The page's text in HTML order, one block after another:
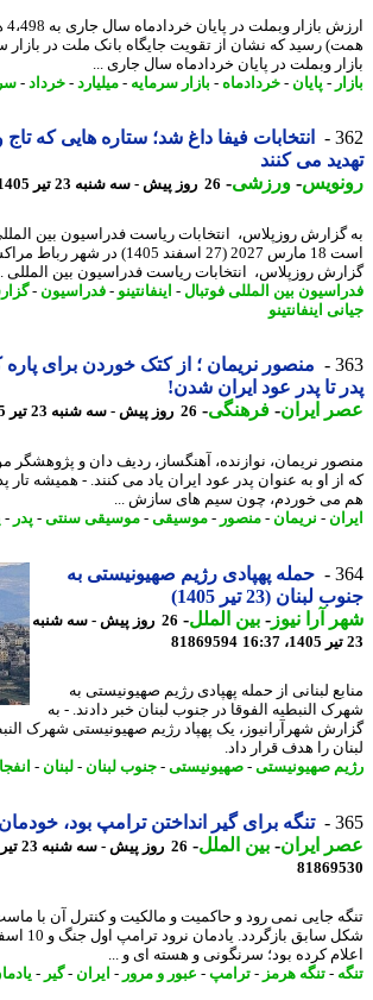
رسید که نشان از تقویت جایگاه بانک ملت در بازار
وبملت در پایان خردادماه سال جاری ...
- پایان-خردادماه -بازار سرمایه -میلیارد-خرداد-سرمایه
انتخابات فیفا داغ شد؛ ستاره هایی که تاج و
می کنند
-ورزشی-26 روز پیش - سه شنبه 23 تیر 1405، 20:48
روزپلاس، انتخابات ریاست فدراسیون بین المللی
است 18 مارس 2027 (27 اسفند 1405) در شهر
روزپلاس، انتخابات ریاست فدراسیون بین المللی ...
بین المللی فوتبال-اینفانتینو-فدراسیون-گزارش -
اینفانتینو
منصور نریمان ؛ از کتک خوردن برای پاره
تا پدر عود ایران شدن!
ایران- فرهنگی-26 روز پیش - سه شنبه 23 تیر 1405، 17:10
نریمان، نوازنده، آهنگساز، ردیف دان و پژوهشگر
او به عنوان پدر عود ایران یاد می کنند. - همیشه تار پدر
می خوردم، چون سیم های سازش ...
- نریمان-منصور-موسیقی-موسیقی سنتی-پدر -
حمله پهپادی رژیم صهیونیستی به
(23 تیر 1405)
آرا نیوز-بین الملل-
26 روز پیش - سه شنبه
81869594
لبنانی از حمله پهپادی رژیم صهیونیستی به
النبطیه الفوقا در جنوب لبنان خبر دادند. - به
شهرآرانیوز، یک پهپاد رژیم صهیونیستی شهرک النبطیه
را هدف قرار داد.
صهیونیستی-صهیونیستی-جنوب لبنان-لبنان-انفجار-
تنگه برای گیر انداختن ترامپ بود، خودمان
ایران- بین الملل-26 روز پیش - سه شنبه 23 تیر 1405، 16:30
جایی نمی رود و حاکمیت و مالکیت و کنترل آن با ماست
شکل سابق بازگردد.
کرده بود؛ سرنگونی و هسته ای و ...
-تنگه هرمز- ترامپ -عبور و مرور- ایران - گیر -یادمان